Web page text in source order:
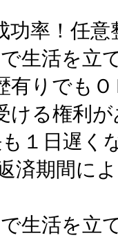
功率！任
生活を
有りでもＯ
ける権利
１日遅
済期間に
生活を立